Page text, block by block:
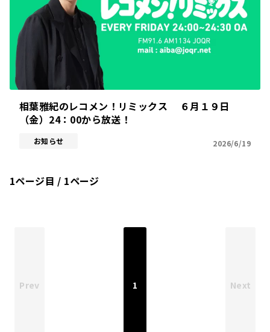
相葉雅紀のレコメン！リミックス ６月１９日
（金）24：00から放送！
お知らせ 2026/6/19
1ページ目 / 1ページ
Prev 1 Next